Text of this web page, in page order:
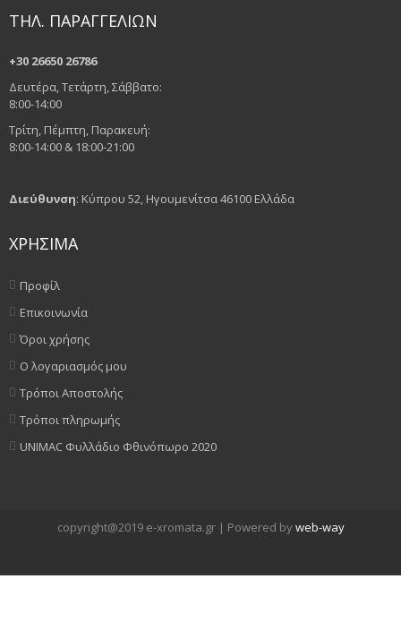
ΤΗΛ. ΠΑΡΑΓΓΕΛΙΩΝ
+30 26650 26786
Δευτέρα, Τετάρτη, Σάββατο:
8:00-14:00
Τρίτη, Πέμπτη, Παρακευή:
8:00-14:00 & 18:00-21:00
Διεύθυνση: Κύπρου 52, Ηγουμενίτσα 46100 Ελλάδα
ΧΡΗΣΙΜΑ
Προφίλ
Επικοινωνία
Όροι χρήσης
Ο λογαριασμός μου
Τρόποι Αποστολής
Τρόποι πληρωμής
UNIMAC Φυλλάδιο Φθινόπωρο 2020
copyright@2019 e-xromata.gr | Powered byweb-way